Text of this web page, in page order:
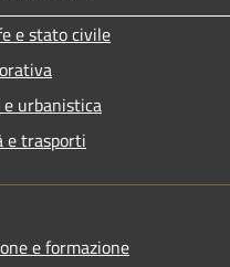
e stato civile
e urbanistica
e trasporti
e formazione